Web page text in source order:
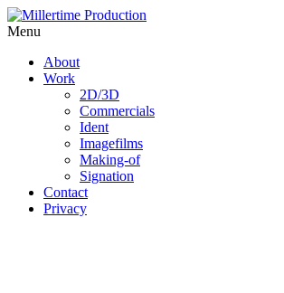
Menu
About
Work
2D/3D
Commercials
Ident
Imagefilms
Making-of
Signation
Contact
Privacy